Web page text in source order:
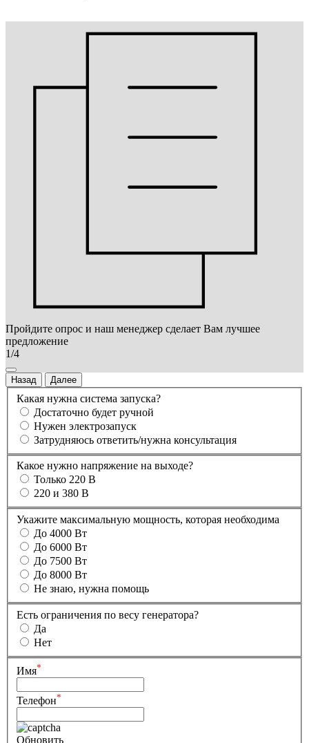
Пройдите опрос и наш менеджер сделает Вам лучшее
предложение
1/4
Назад Далее
Какая нужна система запуска?
Достаточно будет ручной
Нужен электрозапуск
Затрудняюсь ответить/нужна консультация
Какое нужно напряжение на выходе?
Только 220 В
220 и 380 В
Укажите максимальную мощность, которая необходима
До 4000 Вт
До 6000 Вт
До 7500 Вт
До 8000 Вт
Не знаю, нужна помощь
Есть ограничения по весу генератора?
Да
Нет
Имя*
Телефон*
Обновить